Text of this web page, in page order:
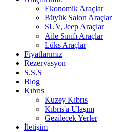
Ekonomik Araçlar
Büyük Salon Araçlar
SUV, Jeep Araçlar
Aile Sınıfı Araçlar
Lüks Araçlar
Fiyatlarımız
Rezervasyon
S.S.S
Blog
Kıbrıs
Kuzey Kıbrıs
Kıbrıs'a Ulaşım
Gezilecek Yerler
İletişim